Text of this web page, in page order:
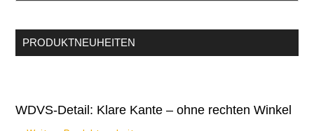
PRODUKTNEUHEITEN
WDVS-Detail: Klare Kante – ohne rechten Winkel